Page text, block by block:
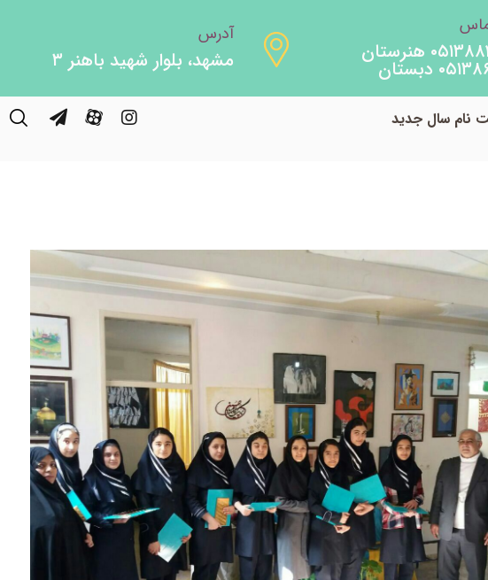
آدرس
مشهد، بلوار شهید باهنر ۳ هنرستان
دبستان
نام سال جدید